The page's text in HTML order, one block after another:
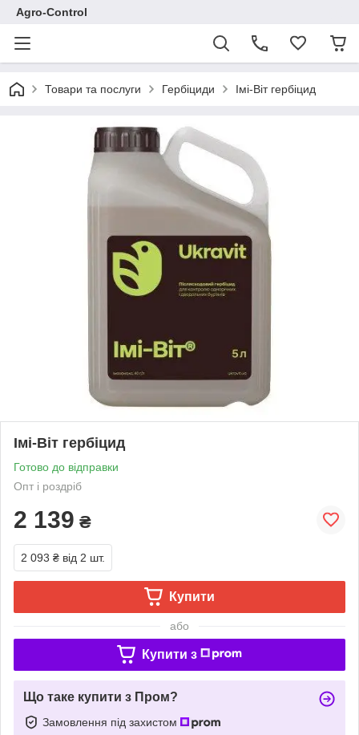
Agro-Control
Товари та послуги Гербіциди Імі-Віт гербіцид
Імі-Віт гербіцид
Готово до відправки
Опт і роздріб
2 139 ₴
2 093 ₴ від 2 шт.
Купити
або
Купити з
Що таке купити з Пром?
Замовлення під захистом